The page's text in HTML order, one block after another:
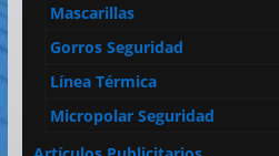
Mascarillas
Gorros Seguridad
Línea Térmica
Micropolar Seguridad